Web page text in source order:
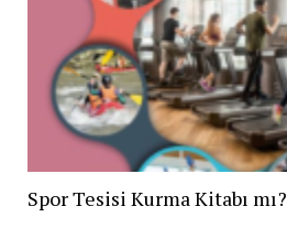
Spor Tesisi Kurma Kitabı mı?